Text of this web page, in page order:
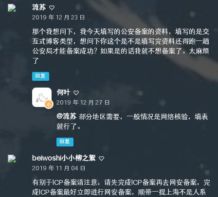
流苏
2019 年 12 月 23 日
那个我想问下，我今天填写的公安备案的资料，填写的是交
互式博客类型，想问下你这个是不是填写完资料还得跑一趟
公安局才能备案成功？如果是的话我就不想备案了。太麻烦
了
回复
何叶
2019 年 12 月 27 日
@流苏 部分地区需要，一般情况是网络核验，填表
就行了。
回复
beiwoshi小小柳之絮
2019 年 11 月 04 日
有别于ICP备案请注意，请先完成ICP备案再去网安备案，完
成ICP备案最好立即进行网安备案，顺带一提上海不是人系